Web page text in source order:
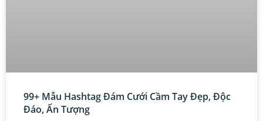
99+ Mẫu Hashtag Đám Cưới Cầm Tay Đẹp, Độc
Đáo, Ấn Tượng